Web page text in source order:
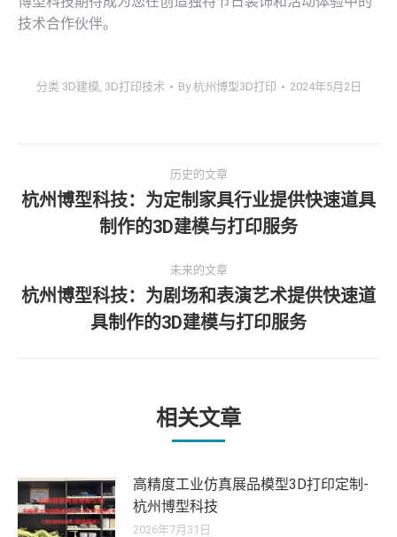
技术合作伙伴。
分类 3D建模 3D打印技术 By杭州博型3D打印 2024年5月2日
章
航
历史的文章
历
史
文
章：
杭州博型科技：为定制家具行业提供快速道具
制作的3D建模与打印服务
未来的文章
未
来
杭州博型科技：为剧场和表演艺术提供快速道
具制作的3D建模与打印服务
相关文章
高精度工业仿真展品模型3D打印定制-
杭州博型科技
2026年7月31日